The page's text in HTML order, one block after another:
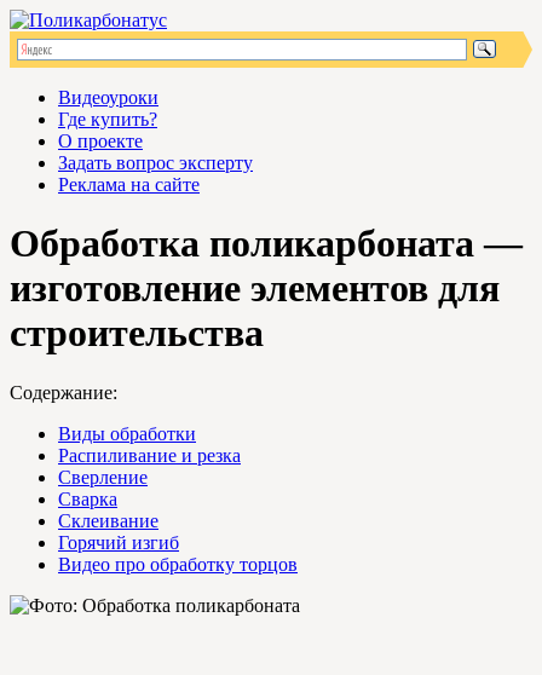
Видеоуроки
Где купить?
О проекте
Задать вопрос эксперту
Реклама на сайте
Обработка поликарбоната —
изготовление элементов для
строительства
Содержание:
Виды обработки
Распиливание и резка
Сверление
Сварка
Склеивание
Горячий изгиб
Видео про обработку торцов